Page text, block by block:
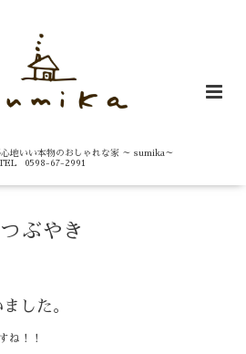
地いい本物のおしゃれな家 ～ sumika～
0598-67-2991
つぶやき
した。
ね！！